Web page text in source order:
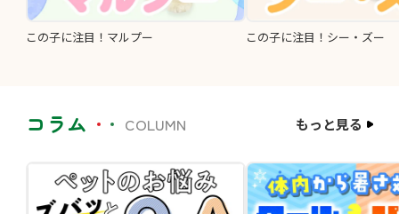
この子に注目！マルプー この子に注目！シー・ズー
コラム COLUMN もっと見る